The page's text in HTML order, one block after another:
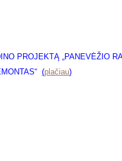
PROJEKTĄ „PANEVĖŽIO
(plačiau)